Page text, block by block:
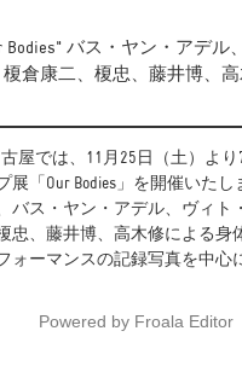
Bodies" バス・ヤン・アデル
倉康二、榎忠、藤井博、高
古屋では、11月25日（土）よ
展「Our Bodies」を開催いた
バス・ヤン・アデル、ヴィト
忠、藤井博、高木修による身
ォーマンスの記録写真を中心
Powered by Froala Editor